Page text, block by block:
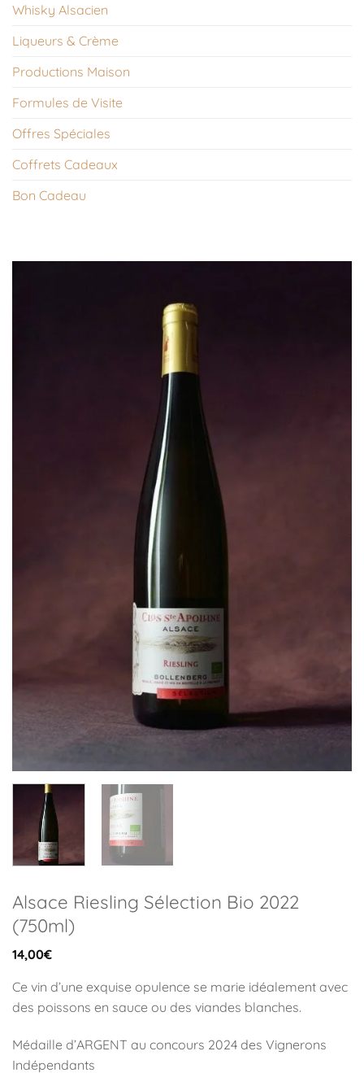
Whisky Alsacien
Liqueurs & Crème
Productions Maison
Formules de Visite
Offres Spéciales
Coffrets Cadeaux
Bon Cadeau
Alsace Riesling Sélection Bio 2022
(750ml)
14,00€
Ce vin d’une exquise opulence se marie idéalement avec
des poissons en sauce ou des viandes blanches.
Médaille d’ARGENT au concours 2024 des Vignerons
Indépendants